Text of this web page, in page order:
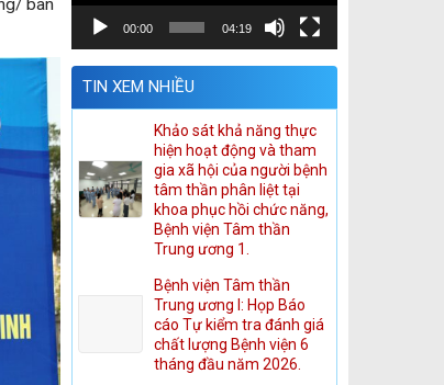
ban
00:00 04:19
TIN XEM NHIỀU
Khảo sát khả năng thực
hiện hoạt động và tham
gia xã hội của người bệnh
tâm thần phân liệt tại
khoa phục hồi chức năng,
Bệnh viện Tâm thần
Trung ương 1.
Bệnh viện Tâm thần
Trung ương I: Họp Báo
cáo Tự kiểm tra đánh giá
chất lượng Bệnh viện 6
tháng đầu năm 2026.